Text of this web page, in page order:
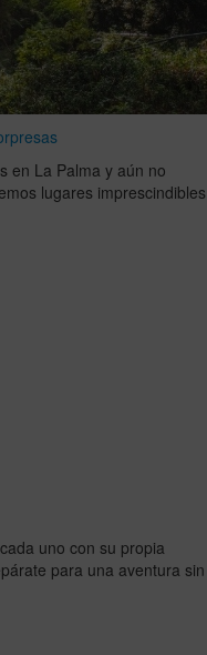
en La Palma y aún no
lugares imprescindibles
uno con su propia
para una aventura sin